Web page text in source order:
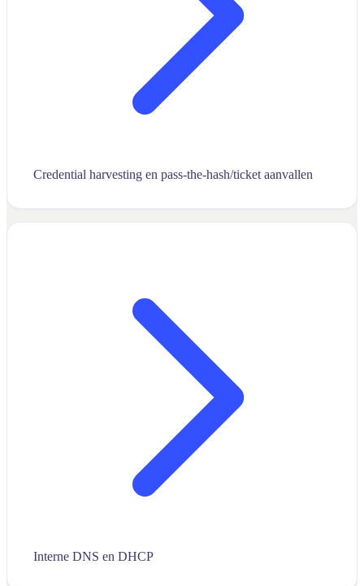
Credential harvesting en pass-the-hash/ticket aanvallen
Interne DNS en DHCP